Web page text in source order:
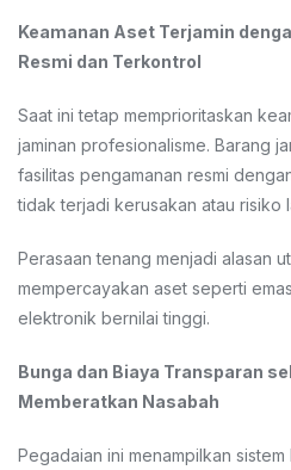
Keamanan Aset Terjamin
Resmi dan Terkontrol
Saat ini tetap memprioritaskan
jaminan profesionalisme. Barang
fasilitas pengamanan resmi
tidak terjadi kerusakan atau risiko
Perasaan tenang menjadi alasan
mempercayakan aset seperti
elektronik bernilai tinggi.
Bunga dan Biaya Transparan
Memberatkan Nasabah
Pegadaian ini menampilkan